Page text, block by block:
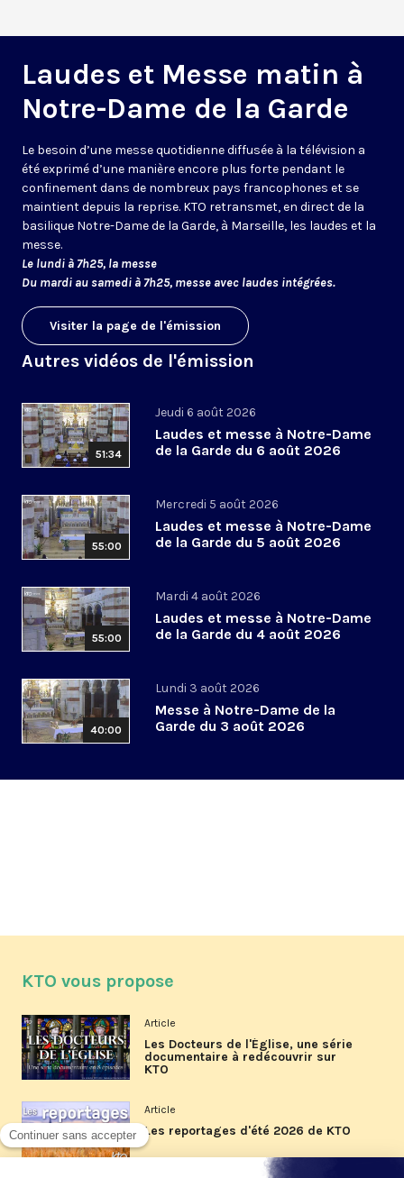
Laudes et Messe matin à
Notre-Dame de la Garde
Le besoin d’une messe quotidienne diffusée à la télévision a
été exprimé d’une manière encore plus forte pendant le
confinement dans de nombreux pays francophones et se
maintient depuis la reprise. KTO retransmet, en direct de la
basilique Notre-Dame de la Garde, à Marseille, les laudes et la
messe.
Le lundi à 7h25, la messe
Du mardi au samedi à 7h25, messe avec laudes intégrées.
Visiter la page de l'émission
Autres vidéos de l'émission
51:34
Jeudi 6 août 2026
Laudes et messe à Notre-Dame
de la Garde du 6 août 2026
55:00
Mercredi 5 août 2026
Laudes et messe à Notre-Dame
de la Garde du 5 août 2026
55:00
Mardi 4 août 2026
Laudes et messe à Notre-Dame
de la Garde du 4 août 2026
40:00
Lundi 3 août 2026
Messe à Notre-Dame de la
Garde du 3 août 2026
KTO vous propose
Article
Les Docteurs de l'Église, une série
documentaire à redécouvrir sur
KTO
Article
Les reportages d'été 2026 de KTO